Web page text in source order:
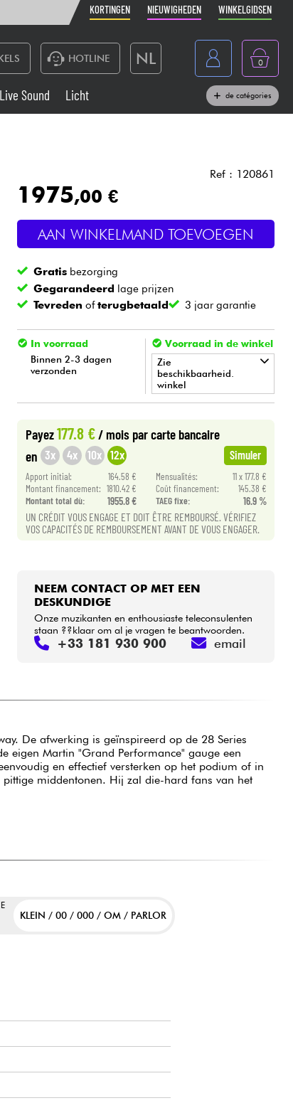
KORTINGEN NIEUWIGHEDEN WINKELGIDSEN
HOTLINE NL
France
Belgique
Deutschland
0
Live Sound
Blaasinstrument
Kabels & toebehoren
Live Sound Licht de catégories
Ref : 120861
1975,00 €
AAN WINKELMAND TOEVOEGEN
Gratis bezorging
Gegarandeerd lage prijzen
Tevreden ofterugbetaald 3 jaar garantie
In voorraad
Binnen 2-3 dagen
verzonden
Voorraad in de winkel
Zie
beschikbaarheid.
winkel
Payez177.8 €/ mois par carte bancaire
en 3x 4x 10x 12x Simuler
Apport initial: 164.58 € Mensualités:
11 x 177.8 €
Montant financement: 1810.42 € Coût financement:
145.38 €
Montant total dù:
1955.8 € TAEG fixe: 16.9 %
UN CRÉDIT VOUS ENGAGE ET DOIT ÊTRE REMBOURSÉ. VÉRIFIEZ
VOS CAPACITÉS DE REMBOURSEMENT AVANT DE VOUS ENGAGER.
NEEM CONTACT OP MET EEN
DESKUNDIGE
Onze muzikanten en enthousiaste teleconsulenten
staan ??klaar om al je vragen te beantwoorden.
+33 181 930 900 email
De afwerking is geïnspireerd op de 28 Series
eigen Martin "Grand Performance" gauge een
en effectief versterken op het podium of in
middentonen. Hij zal die-hard fans van het
KLEIN / 00 / 000 / OM / PARLOR